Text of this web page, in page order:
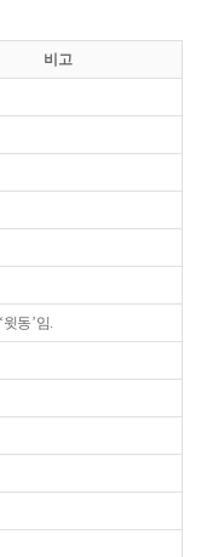
비고
동’임.